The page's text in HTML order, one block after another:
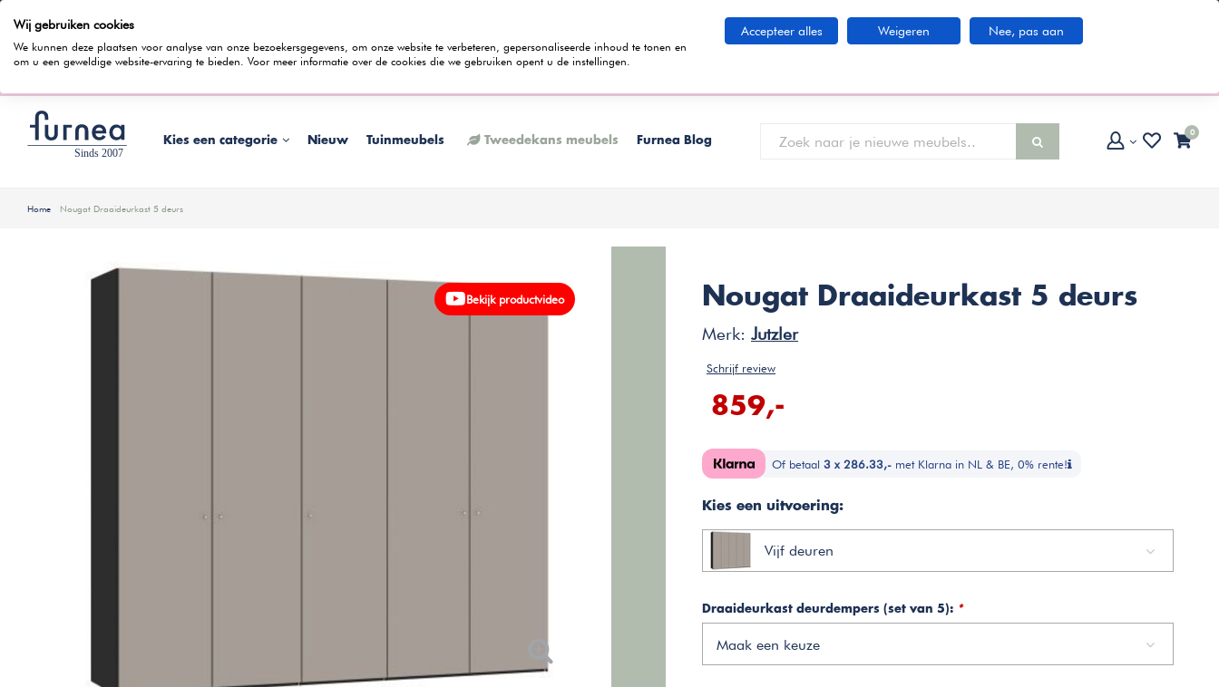
100 dagen bedenktijd
Wist je dat je ook in termijnen kunt betalen? Tijdens het bestelproces kun je kiezen voor de
Kies een categorie Nieuw Tuinmeubels Tweedekans meubels Furnea Blog
0
Home Nougat Draaideurkast 5 deurs
Bekijk productvideo Nougat Draaideurkast 5 deurs
Merk: Jutzler
Schrijf review
859,-
Of betaal 3 x 286.33,- met Klarna in NL & BE, 0% rente!
Kies een uitvoering:
Vijf deuren
Draaideurkast deurdempers (set van 5): *
Maak een keuze
Wij gebruiken cookies
We kunnen deze plaatsen voor analyse van onze bezoekersgegevens, om onze website te verbeteren, gepersonaliseerde inhoud te tonen en
om u een geweldige website-ervaring te bieden. Voor meer informatie over de cookies die we gebruiken opent u de instellingen.
Accepteer alles Weigeren Nee, pas aan